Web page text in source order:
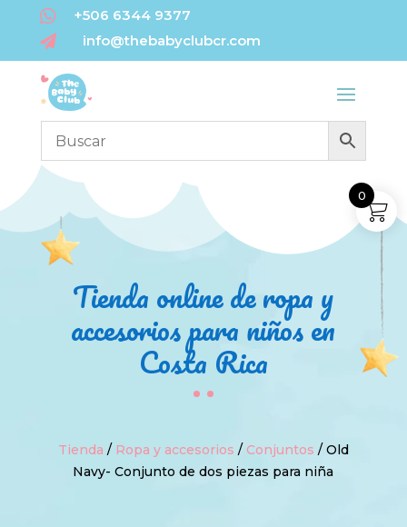
 +506 6344 9377
 info@thebabyclubcr.com
Tienda online de ropa y
accesorios para niños en
Costa Rica
Tienda / Ropa y accesorios / Conjuntos / Old
Navy- Conjunto de dos piezas para niña
0